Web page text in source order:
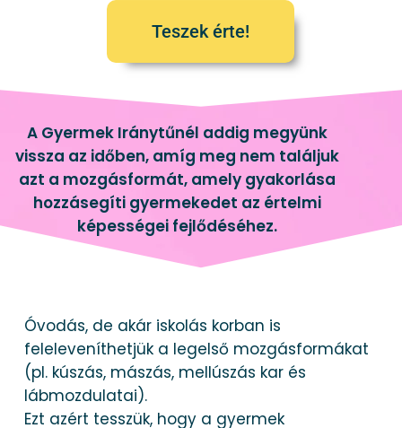
Teszek érte!
A Gyermek Iránytűnél addig megyünk
vissza az időben, amíg meg nem találjuk
azt a mozgásformát, amely gyakorlása
hozzásegíti gyermekedet az értelmi
képességei fejlődéséhez.
Óvodás, de akár iskolás korban is
feleleveníthetjük a legelső mozgásformákat
(pl. kúszás, mászás, mellúszás kar és
lábmozdulatai).
Ezt azért tesszük, hogy a gyermek